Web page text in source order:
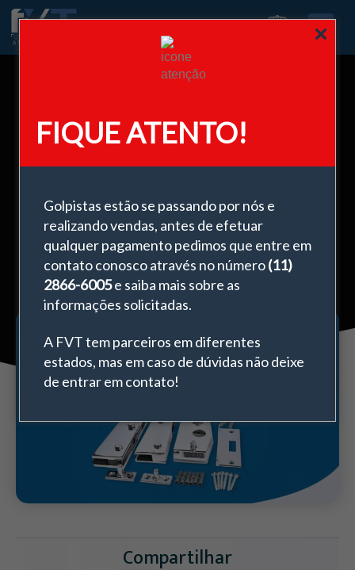
FIQUE ATENTO!
Golpistas estão se passando por nós e
realizando vendas, antes de efetuar
qualquer pagamento pedimos que entre em
contato conosco através no número(11)
2866-6005e saiba mais sobre as
informações solicitadas.
A FVT tem parceiros em diferentes
estados, mas em caso de dúvidas não deixe
de entrar em contato!
0
Ferragens em Zamac para Vidro
Temperado: 5 diferenciais das peças
da FVT
fevereiro 3, 2025
Compartilhar